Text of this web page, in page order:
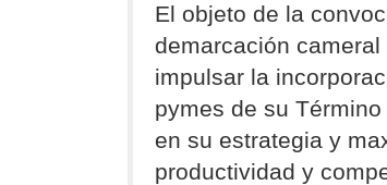
El objeto de la
demarcación
impulsar la
pymes de su
en su estrategia y
productividad y